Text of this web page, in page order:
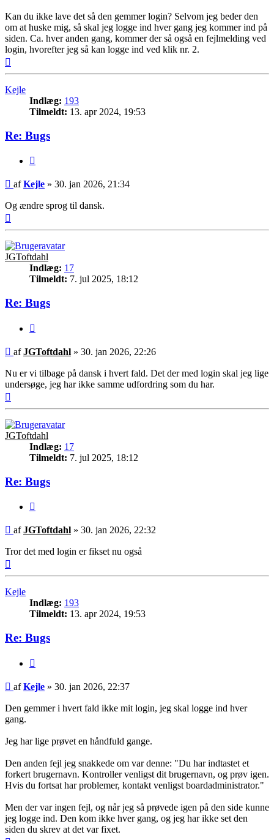
Kan du ikke lave det så den gemmer login? Selvom jeg beder den
om at huske mig, så skal jeg logge ind hver gang jeg kommer ind på
siden. Ca. hver anden gang, kommer der så også en fejlmelding ved
login, hvorefter jeg så kan logge ind ved klik nr. 2.
Kejle
Indlæg: 193
Tilmeldt: 13. apr 2024, 19:53
Re: Bugs
Indlæg
afKejle » 30. jan 2026, 21:34
Og ændre sprog til dansk.
JGToftdahl
Indlæg: 17
Tilmeldt: 7. jul 2025, 18:12
Re: Bugs
Indlæg
afJGToftdahl » 30. jan 2026, 22:26
Nu er vi tilbage på dansk i hvert fald. Det der med login skal jeg lige
undersøge, jeg har ikke samme udfordring som du har.
JGToftdahl
Indlæg: 17
Tilmeldt: 7. jul 2025, 18:12
Re: Bugs
Indlæg
afJGToftdahl » 30. jan 2026, 22:32
Tror det med login er fikset nu også
Kejle
Indlæg: 193
Tilmeldt: 13. apr 2024, 19:53
Re: Bugs
Indlæg
afKejle » 30. jan 2026, 22:37
Den gemmer i hvert fald ikke mit login, jeg skal logge ind hver
gang.
Jeg har lige prøvet en håndfuld gange.
Den anden fejl jeg snakkede om var denne: "Du har indtastet et
forkert brugernavn. Kontroller venligst dit brugernavn, og prøv igen.
Hvis du fortsat har problemer, kontakt venligst boardadministrator."
Men der var ingen fejl, og når jeg så prøvede igen på den side kunne
jeg logge ind. Den kom ikke hver gang, og jeg har ikke set den
siden du skrev at det var fixet.